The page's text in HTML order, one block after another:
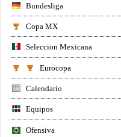
Bundesliga
Copa MX
Seleccion Mexicana
Eurocopa
Calendario
Equipos
Ofensiva